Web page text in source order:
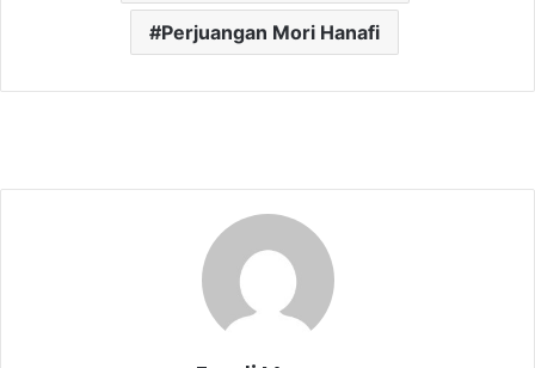
Perjuangan Mori Hanafi